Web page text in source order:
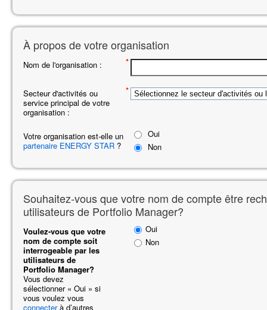
À propos de votre organisation
Nom de l'organisation : *
Secteur d'activités ou
service principal de votre
organisation :
*
Votre organisation est-elle un
partenaire ENERGY STAR ?
Oui
Non
Souhaitez-vous que votre nom de compte être
utilisateurs de Portfolio Manager?
Voulez-vous que votre
nom de compte soit
interrogeable par les
utilisateurs de
Portfolio Manager?
Vous devez
sélectionner « Oui » si
vous voulez vous
connecterà d’autres
Oui
Non